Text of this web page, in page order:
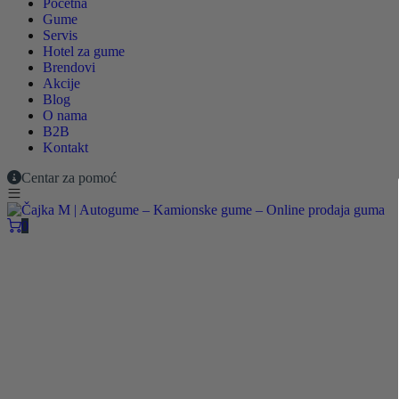
Početna
Gume
Servis
Hotel za gume
Brendovi
Akcije
Blog
O nama
B2B
Kontakt
Centar za pomoć
0